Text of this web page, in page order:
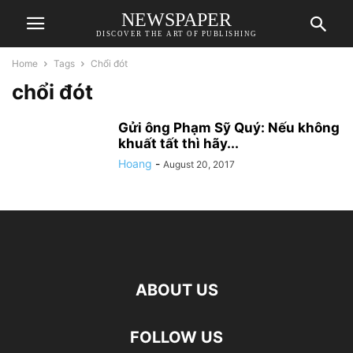
NEWSPAPER
DISCOVER THE ART OF PUBLISHING
Home Tags Chổi đót
chổi đót
Gửi ông Phạm Sỹ Quý: Nếu không
khuất tất thì hãy...
Hoang - August 20, 2017
ABOUT US
FOLLOW US